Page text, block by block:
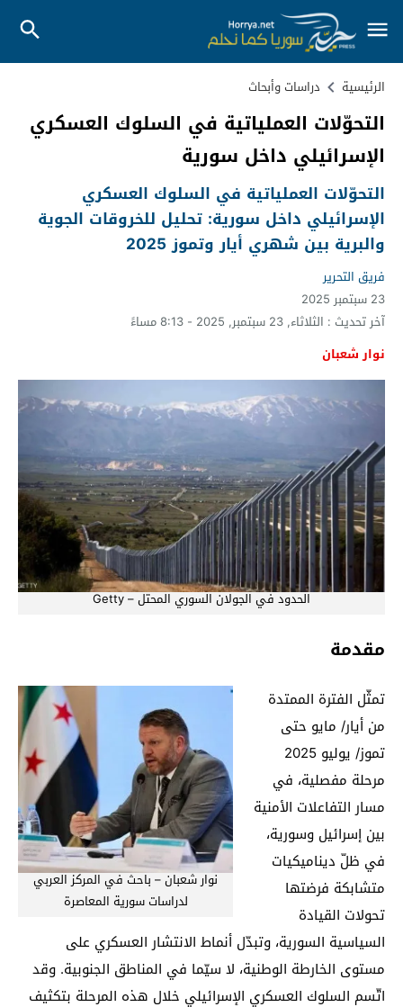
الرئيسية دراسات وأبحاث
التحوّلات العملياتية في السلوك العسكري
الإسرائيلي داخل سورية
التحوّلات العملياتية في السلوك العسكري
الإسرائيلي داخل سورية: تحليل للخروقات الجوية
والبرية بين شهري أيار وتموز 2025
فريق التحرير
23 سبتمبر 2025
آخر تحديث : الثلاثاء, 23 سبتمبر, 2025 - 8:13 مساءً
نوار شعبان
الحدود في الجولان السوري المحتل – Getty
مقدمة
نوار شعبان – باحث في المركز العربي
لدراسات سورية المعاصرة
تمثّل الفترة الممتدة
من أيار/ مايو حتى
تموز/ يوليو 2025
مرحلة مفصلية، في
مسار التفاعلات الأمنية
بين إسرائيل وسورية،
في ظلّ ديناميكيات
متشابكة فرضتها
تحولات القيادة
السياسية السورية، وتبدّل أنماط الانتشار العسكري على
مستوى الخارطة الوطنية، لا سيّما في المناطق الجنوبية. وقد
اتّسم السلوك العسكري الإسرائيلي خلال هذه المرحلة بتكثيف